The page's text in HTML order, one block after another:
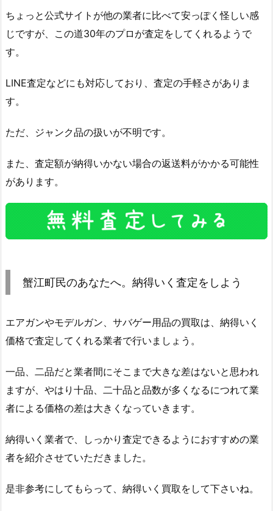
ちょっと公式サイトが他の業者に比べて安っぽく怪しい感
じですが、この道30年のプロが査定をしてくれるようで
す。
LINE査定などにも対応しており、査定の手軽さがありま
す。
ただ、ジャンク品の扱いが不明です。
また、査定額が納得いかない場合の返送料がかかる可能性
があります。
蟹江町民のあなたへ。納得いく査定をしよう
エアガンやモデルガン、サバゲー用品の買取は、納得いく
価格で査定してくれる業者で行いましょう。
一品、二品だと業者間にそこまで大きな差はないと思われ
ますが、やはり十品、二十品と品数が多くなるにつれて業
者による価格の差は大きくなっていきます。
納得いく業者で、しっかり査定できるようにおすすめの業
者を紹介させていただきました。
是非参考にしてもらって、納得いく買取をして下さいね。